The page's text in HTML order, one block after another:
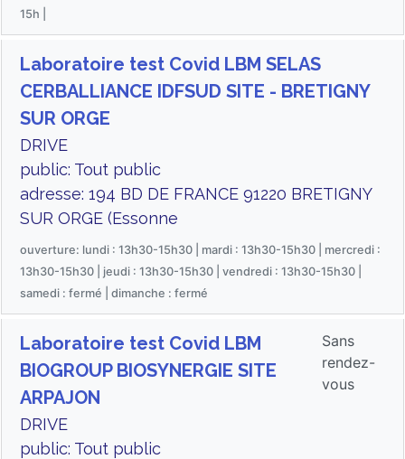
15h |
Laboratoire test Covid LBM SELAS
CERBALLIANCE IDFSUD SITE - BRETIGNY
SUR ORGE
DRIVE
public: Tout public
adresse: 194 BD DE FRANCE 91220 BRETIGNY
SUR ORGE (Essonne
ouverture: lundi : 13h30-15h30 | mardi : 13h30-15h30 | mercredi :
13h30-15h30 | jeudi : 13h30-15h30 | vendredi : 13h30-15h30 |
samedi : fermé | dimanche : fermé
Laboratoire test Covid LBM
BIOGROUP BIOSYNERGIE SITE
ARPAJON
DRIVE
public: Tout public
Sans
rendez-
vous